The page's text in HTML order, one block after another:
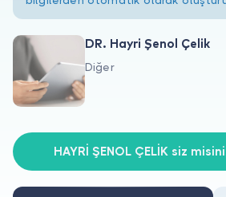
Hakkımızda
Doktorlar için
DR. Hayri Şenol Çelik
Diğer
HAYRİ ŞENOL ÇELİK siz